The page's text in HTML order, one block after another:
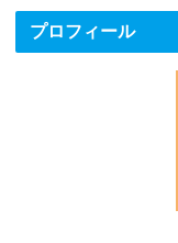
プロフィール